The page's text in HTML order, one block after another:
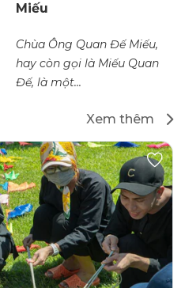
Miếu
Chùa Ông Quan Đế Miếu,
hay còn gọi là Miếu Quan
Đế, là một...
Xem thêm